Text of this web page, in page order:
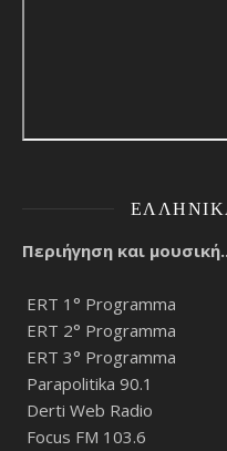
Περιήγηση και
ERT 1° Programma
ERT 2° Programma
ERT 3° Programma
Parapolitika 90.1
Derti Web Radio
Focus FM 103.6